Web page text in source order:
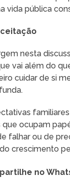
vida pública
nesta
vai além do
cuidar de si
ocupam
falhar ou de
crescimento
no